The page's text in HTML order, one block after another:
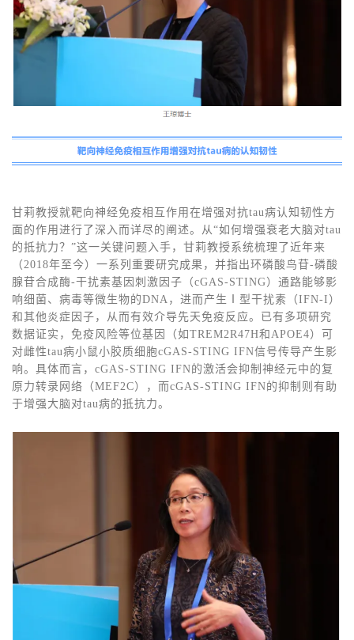
甘莉教授就靶向神经免疫相互作用在增强对抗tau病认知韧性方
面的作用进行了深入而详尽的阐述。从“如何增强衰老大脑对tau
的抵抗力？”这一关键问题入手，甘莉教授系统梳理了近年来
（2018年至今）一系列重要研究成果，并指出环磷酸鸟苷-磷酸
腺苷合成酶-干扰素基因刺激因子（cGAS-STING）通路能够影
响细菌、病毒等微生物的DNA，进而产生Ⅰ型干扰素（IFN-I）
和其他炎症因子，从而有效介导先天免疫反应。已有多项研究
数据证实，免疫风险等位基因（如TREM2R47H和APOE4）可
对雌性tau病小鼠小胶质细胞cGAS-STING IFN信号传导产生影
响。具体而言，cGAS-STING IFN的激活会抑制神经元中的复
原力转录网络（MEF2C），而cGAS-STING IFN的抑制则有助
于增强大脑对tau病的抵抗力。